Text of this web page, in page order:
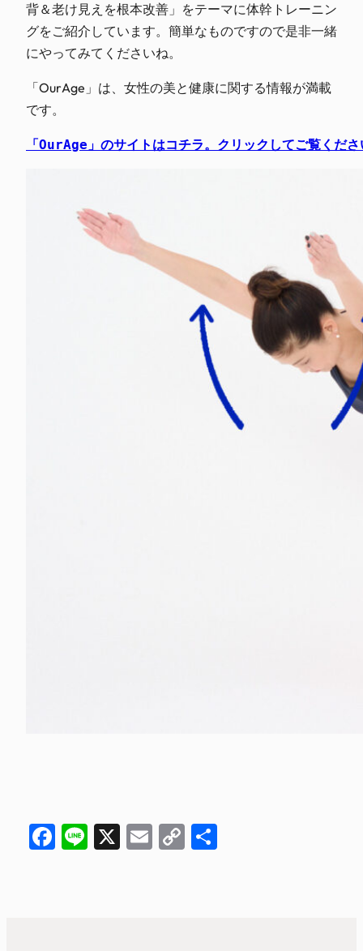
背＆老け見えを根本改善」をテーマに体幹トレーニン
グをご紹介しています。簡単なものですので是非一緒
にやってみてくださいね。
「OurAge」は、女性の美と健康に関する情報が満載
です。
「OurAge」のサイトはコチラ。クリックしてご覧くださ
Facebook
Line
X EmailCopy